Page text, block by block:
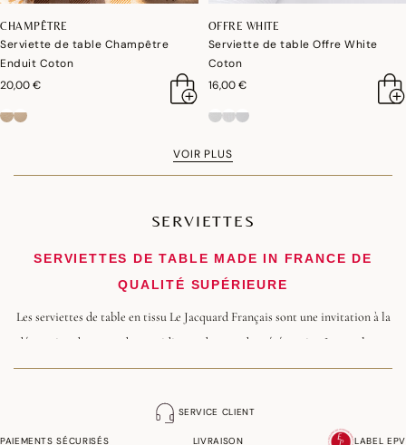
CHAMPÊTRE
Serviette de table Champêtre
Enduit Coton
20,00 €
OFFRE WHITE
Serviette de table Offre White
Coton
16,00 €
VOIR PLUS
SERVIETTES
SERVIETTES DE TABLE MADE IN FRANCE DE
QUALITÉ SUPÉRIEURE
Les serviettes de table en tissu Le Jacquard Français sont une invitation à la
décoration des repas du quotidien et des grandes cérémonies. Les couleurs,
les motifs et les matières se déclinent en plusieurs styles, du romantique et
NOS SERVIETTES EN TISSU, DURABLES ET
SERVICE CLIENT
PAIEMENTS SÉCURISÉS LIVRAISON LABEL EPV